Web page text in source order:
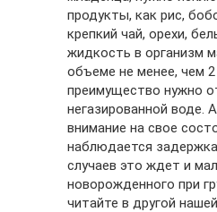
продукты, как рис,
крепкий чай, орехи,
жидкость в организм
объеме не менее, чем
преимущество нужно
негазированной воде.
внимание на свое
наблюдается
случаев это ждет и
новорожденного при
читайте в другой